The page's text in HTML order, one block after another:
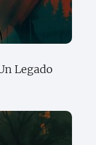
Legado